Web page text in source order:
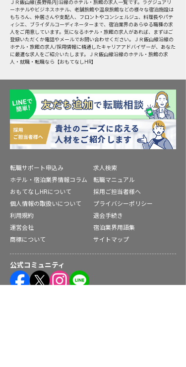
ＪＲ飯山線(長野県内)沿線のホテル・旅館の求人一覧です。ラグジュアリ
ーホテルやビジネスホテル、老舗旅館や温泉旅館などの様々な宿泊施設は
もちろん、仲居さんや支配人、フロントやコンシェルジュ、料理長やパテ
ィシエ、ブライダルコーディネーターまで、宿泊業界のあらゆる職種の求
人をご用意しています。気になるホテル・旅館の求人があれば、まずはご
登録いただくか電話やメールでお問い合わせください。ＪＲ飯山線沿線の
ホテル・旅館の求人/採用情報に精通したキャリアアドバイザーが、あなた
に最適な求人をご紹介いたします。ＪＲ飯山線沿線のホテル・旅館の求
人・就職・転職なら【おもてなしHR】
転職サポート申込み
求人検索
ホテル・宿泊業界情報コラム
転職マニュアル
おもてなしHRについて
採用ご担当者様へ
個人情報の取扱いについて
プライバシーポリシー
利用規約
退会手続き
運営会社
宿泊業界用語集
商標について
サイトマップ
公式コミュニティ